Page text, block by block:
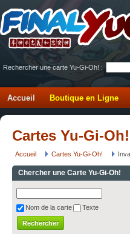
Rechercher une carte Yu-Gi-Oh! :
Accueil Boutique en Ligne
Cartes Yu-Gi-
Accueil Cartes Yu-Gi-Oh!
Chercher une Carte Yu-Gi-Oh!
Nom de la carte Texte